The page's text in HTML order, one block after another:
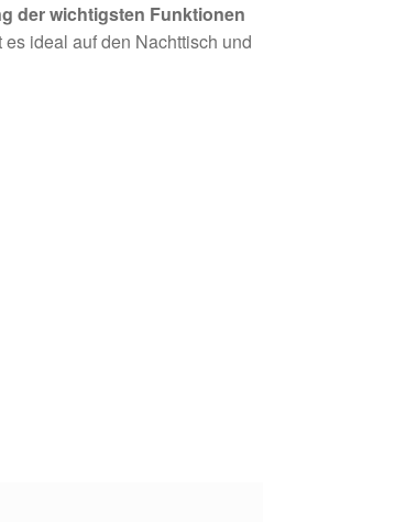
der wichtigsten Funktionen
es ideal auf den Nachttisch und